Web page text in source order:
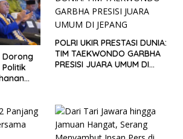
Dorong
POLRI UKIR PRESTASI DUNIA:
TIM TAEKWONDO GARBHA
PRESISI JUARA UMUM DI